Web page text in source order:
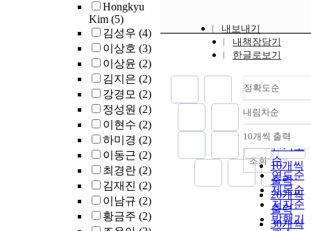
Hongkyu
Kim (5)
김성우 (4)
이상호 (3)
이상윤 (2)
김지은 (2)
강경모 (2)
정성원 (2)
이현수 (2)
하미경 (2)
이동근 (2)
최경란 (2)
김재진 (2)
이남규 (2)
황금주 (2)
내보내기
내책장담기
한글로보기
정확도순
정확도
순
인기도
순
연도순
제목순
저자순
발행기
내림차순
내림차
10개씩 출력
10개씩
출력
20개씩
출력
30개씩
조회